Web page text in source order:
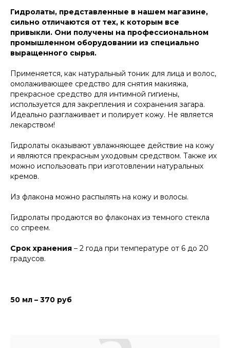
Гидролаты, представленные в нашем магазине,
сильно отличаются от тех, к которым все
привыкли. Они получены на профессиональном
промышленном оборудовании из специально
выращенного сырья.
Применяется, как натуральный тоник для лица и волос,
омолаживающее средство для снятия макияжа,
прекрасное средство для интимной гигиены,
используется для закрепления и сохранения загара.
Идеально разглаживает и полирует кожу. Не является
лекарством!
Гидролаты оказывают увлажняющее действие на кожу
и являются прекрасным уходовым средством. Также их
можно использовать при изготовлении натуральных
кремов.
Из флакона можно распылять на кожу и волосы.
Гидролаты продаются во флаконах из темного стекла
со спреем.
Срок хранения – 2 года при температуре от 6 до 20
градусов.
50 мл – 370 руб